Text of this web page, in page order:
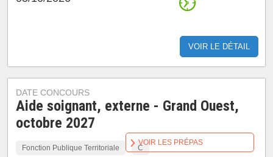
VOIR LE DÉTAIL
DATE CONCOURS
Aide soignant, externe - Grand Ouest,
octobre 2027
Fonction Publique Territoriale C
VOIR LES PRÉPAS